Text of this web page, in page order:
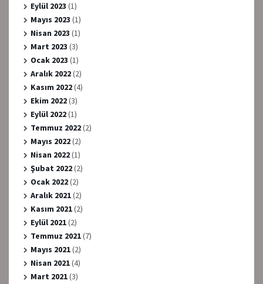
Eylül 2023 (1)
Mayıs 2023 (1)
Nisan 2023 (1)
Mart 2023 (3)
Ocak 2023 (1)
Aralık 2022(2)
Kasım 2022(4)
Ekim 2022(3)
Eylül 2022(1)
Temmuz 2022(2)
Mayıs 2022(2)
Nisan 2022(1)
Şubat 2022(2)
Ocak 2022(2)
Aralık 2021(2)
Kasım 2021(2)
Eylül 2021(2)
Temmuz 2021(7)
Mayıs 2021(2)
Nisan 2021(4)
Mart 2021(3)